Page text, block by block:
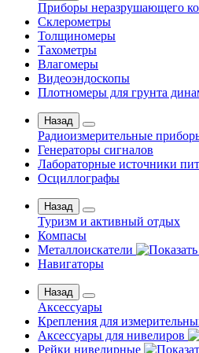
Приборы неразрушающего
Склерометры
Толщиномеры
Тахометры
Влагомеры
Видеоэндоскопы
Плотномеры для грунта
Назад
Радиоизмерительные
Генераторы сигналов
Лабораторные источники
Осциллографы
Назад
Туризм и активный отдых
Компасы
Металлоискатели
Навигаторы
Назад
Аксессуары
Крепления для
Аксессуары для нивелиров
Рейки нивелирные